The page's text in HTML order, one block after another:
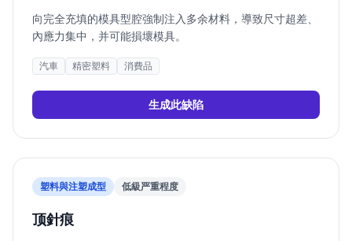
向完全充填的模具型腔強制注入多余材料，導致尺寸超差、
內應力集中，并可能損壞模具。
汽車 精密塑料 消費品
生成此缺陷
塑料與注塑成型 低級严重程度
顶針痕